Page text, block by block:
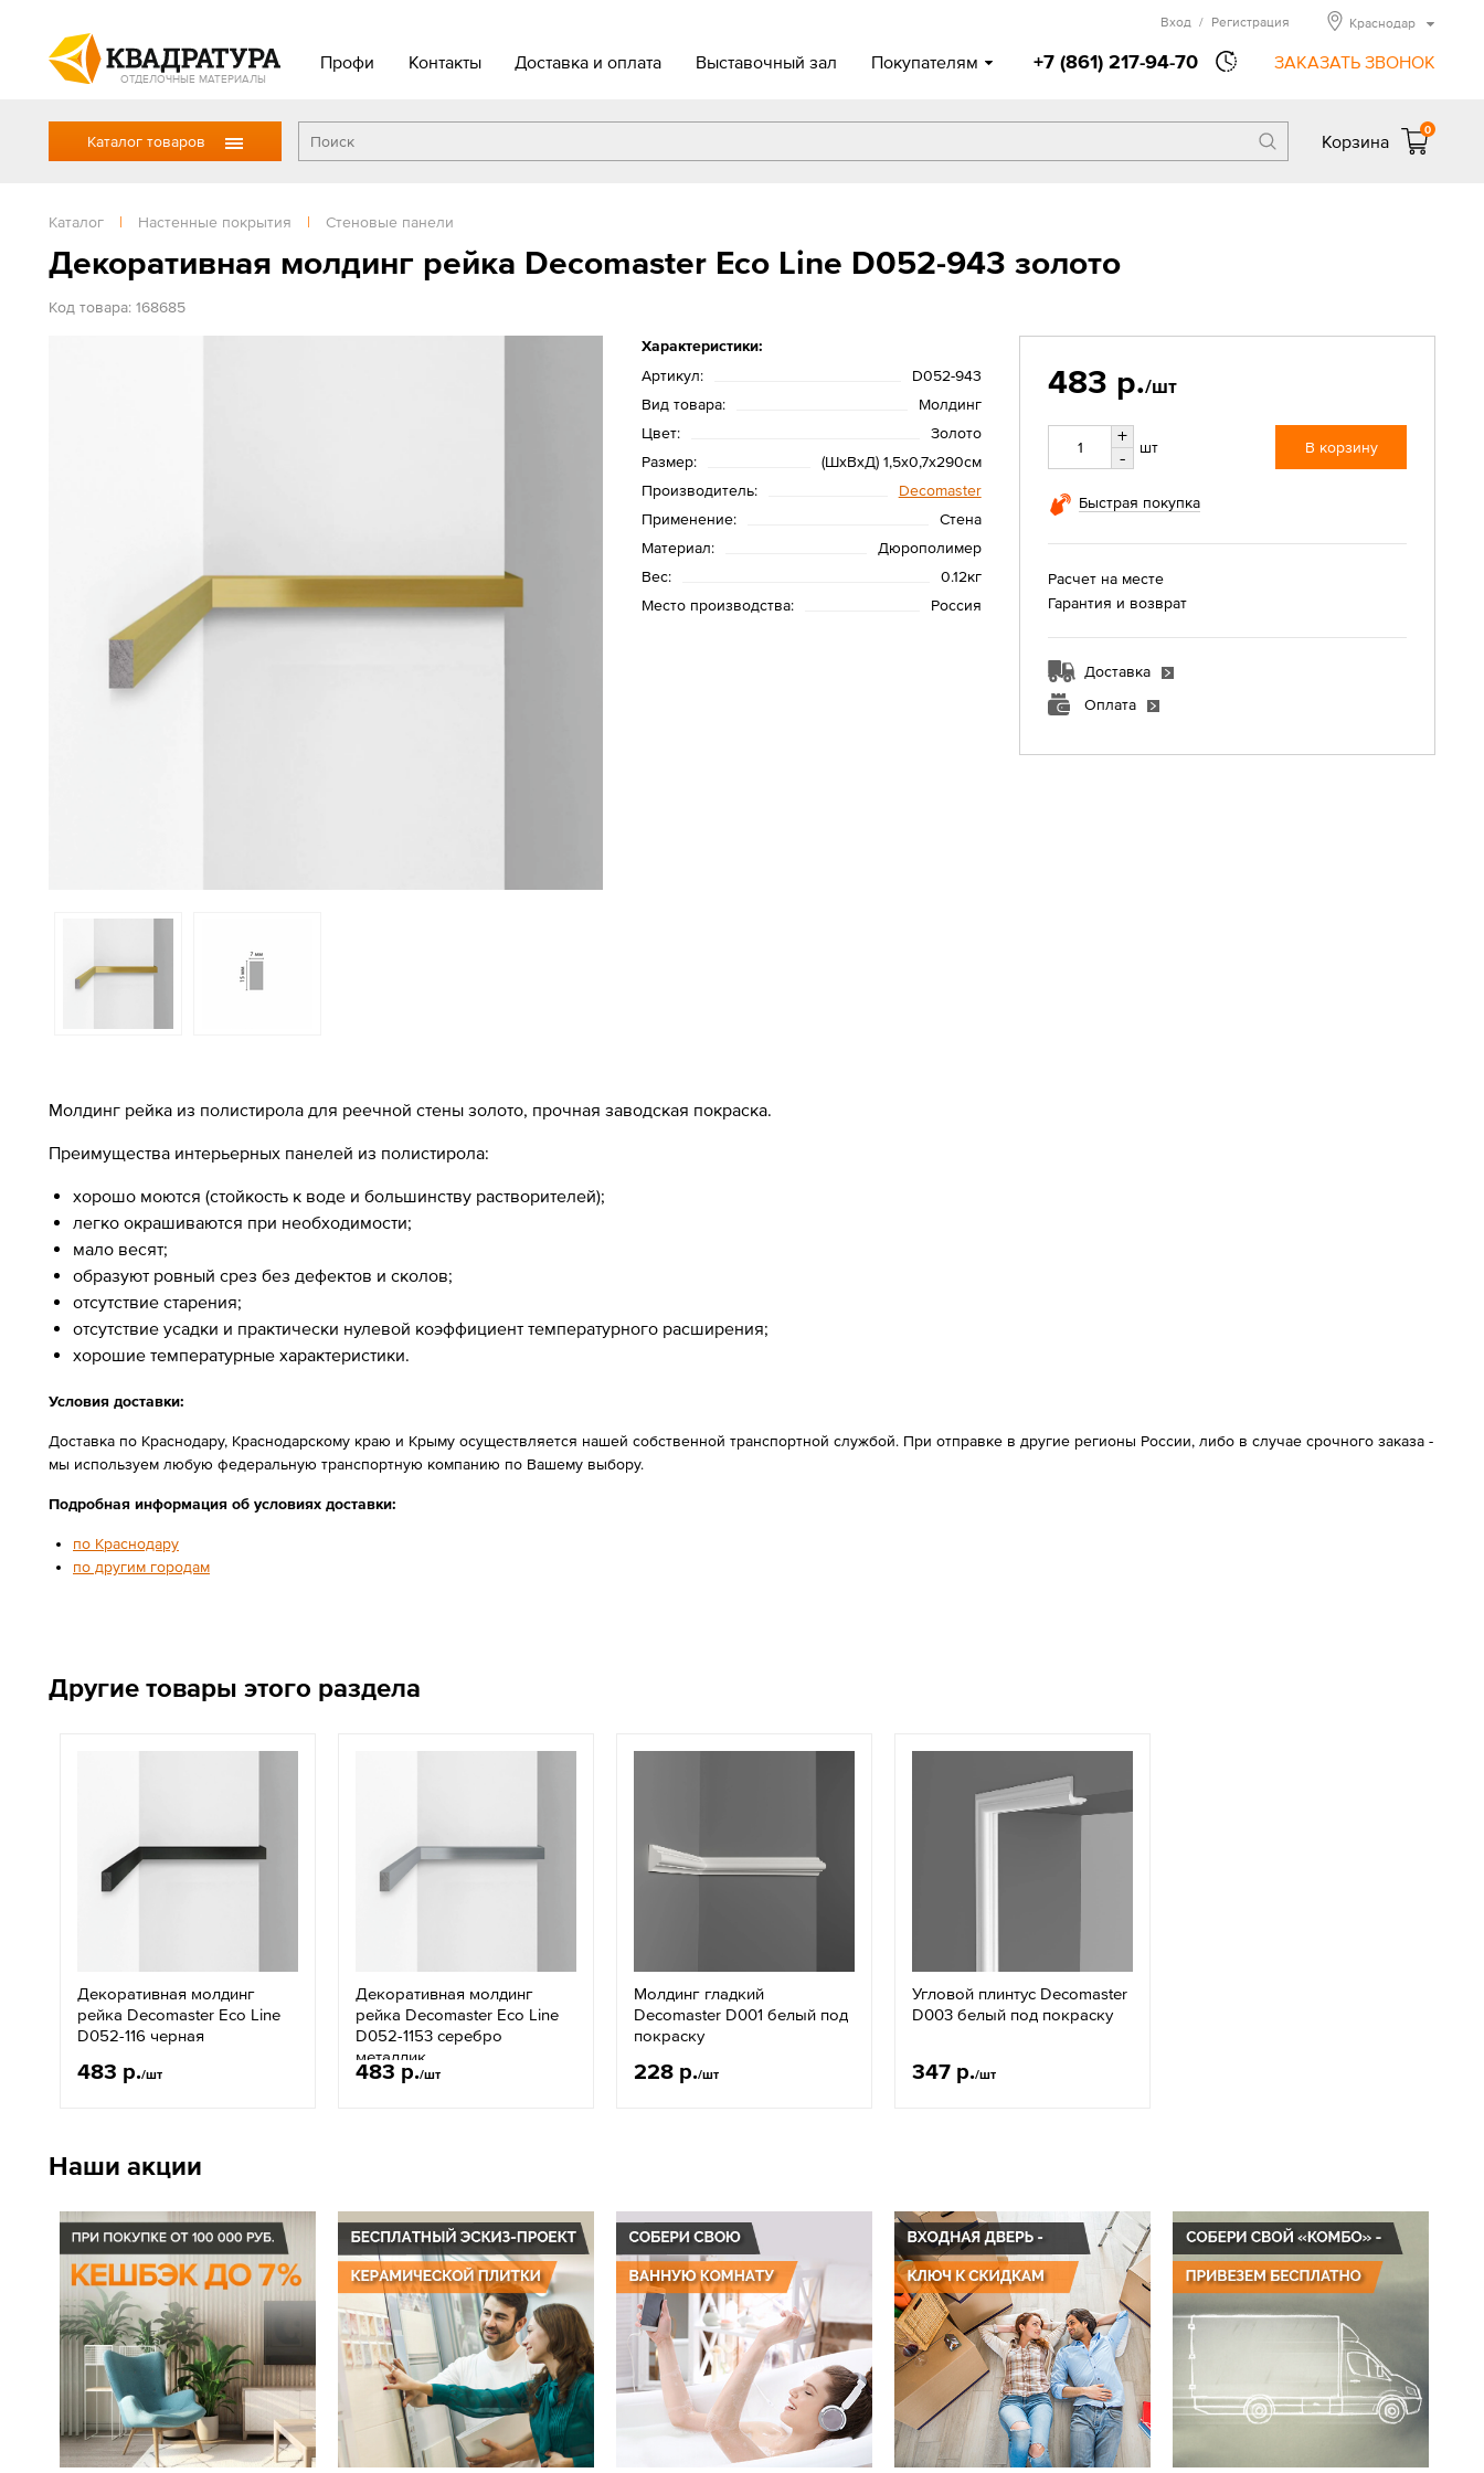
ОТДЕЛОЧНЫЕ МАТЕРИАЛЫ
Профи Контакты Доставка и оплата Выставочный зал Покупателям +7 (861) 217-94-70 ЗАКАЗАТЬ ЗВОНОК
Вход / Регистрация Краснодар
Каталог товаров Корзина
0
Каталог | Настенные покрытия | Стеновые панели
Декоративная молдинг рейка Decomaster Eco Line D052-943 золото
Код товара: 168685
Характеристики:
Артикул:
D052-943
Вид товара:
Молдинг
Цвет:
Золото
Размер:
(ШхВхД) 1,5х0,7х290см
Производитель:
Decomaster
Применение:
Стена
Материал:
Дюрополимер
Вес:
0.12кг
Место производства:
Россия
483 р./шт
+
-
шт В корзину
Быстрая покупка
Расчет на месте
Гарантия и возврат
Доставка
Оплата
Молдинг рейка из полистирола для реечной стены золото, прочная заводская покраска.
Преимущества интерьерных панелей из полистирола:
хорошо моются (стойкость к воде и большинству растворителей);
легко окрашиваются при необходимости;
мало весят;
образуют ровный срез без дефектов и сколов;
отсутствие старения;
отсутствие усадки и практически нулевой коэффициент температурного расширения;
хорошие температурные характеристики.
Условия доставки:
Доставка по Краснодару, Краснодарскому краю и Крыму осуществляется нашей собственной транспортной службой. При отправке в другие регионы России, либо в случае срочного заказа -
мы используем любую федеральную транспортную компанию по Вашему выбору.
Подробная информация об условиях доставки:
по Краснодару
по другим городам
Другие товары этого раздела
Декоративная молдинг
рейка Decomaster Eco Line
D052-116 черная
483 р./шт
Декоративная молдинг
рейка Decomaster Eco Line
D052-1153 серебро
металлик
483 р./шт
Молдинг гладкий
Decomaster D001 белый под
покраску
228 р./шт
Угловой плинтус Decomaster
D003 белый под покраску
347 р./шт
Наши акции